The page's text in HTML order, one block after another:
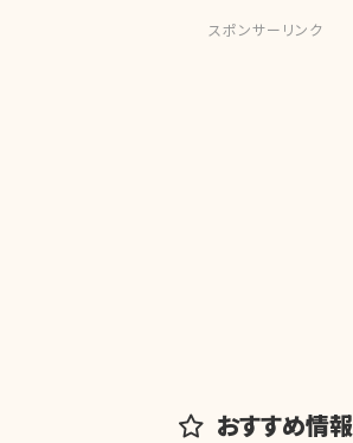
スポンサーリンク
おすすめ情報